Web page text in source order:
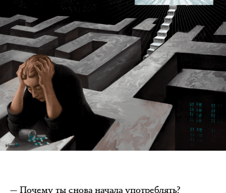
— Почему ты снова начала употреблять?